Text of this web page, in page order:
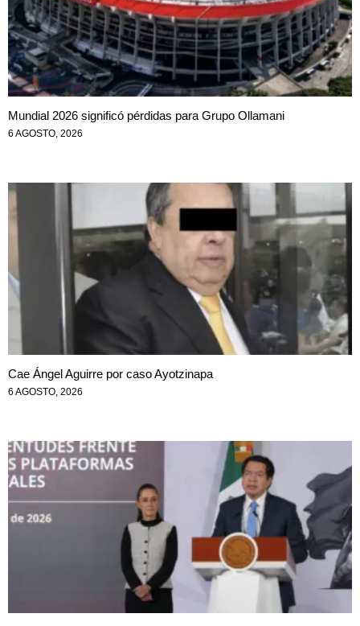
Mundial 2026 significó pérdidas para Grupo Ollamani
6 AGOSTO, 2026
Cae Ángel Aguirre por caso Ayotzinapa
6 AGOSTO, 2026